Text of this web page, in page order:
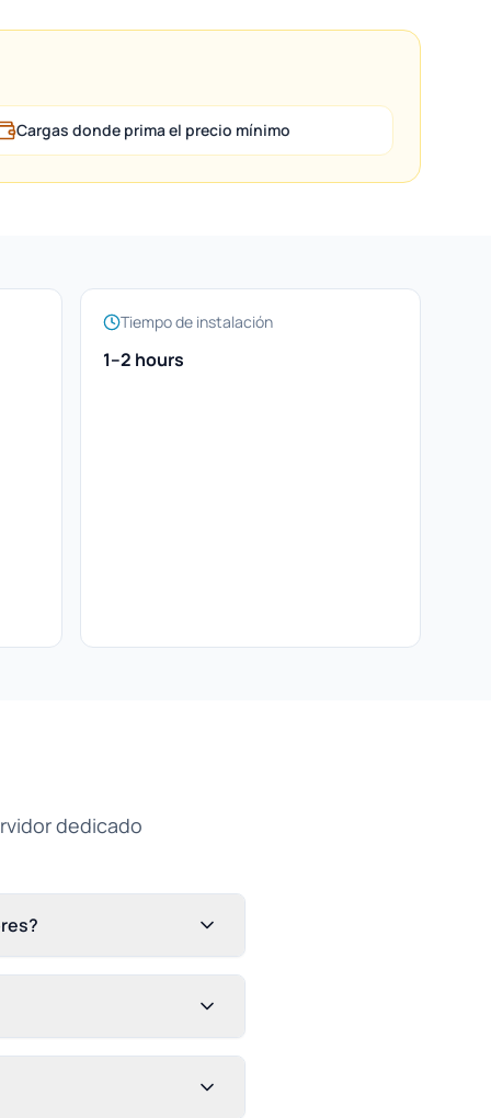
Cargas donde prima el precio mínimo
Tiempo de instalación
1–2 hours
dedicado